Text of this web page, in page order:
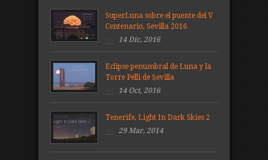
SuperLuna sobre el puente del V
Centenario, Sevilla 2016
14 Dic, 2016
Eclipse penumbral de Luna y la
Torre Pelli de Sevilla
14 Oct, 2016
Tenerife, Light In Dark Skies 2
29 Mar, 2014